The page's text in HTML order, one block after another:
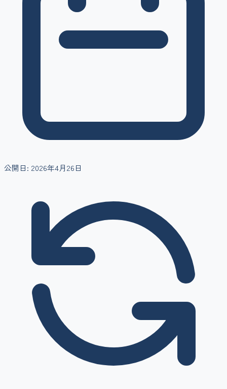
公開日: 2026年4月26日